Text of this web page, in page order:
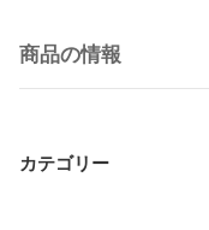
商品の情報
カテゴリー